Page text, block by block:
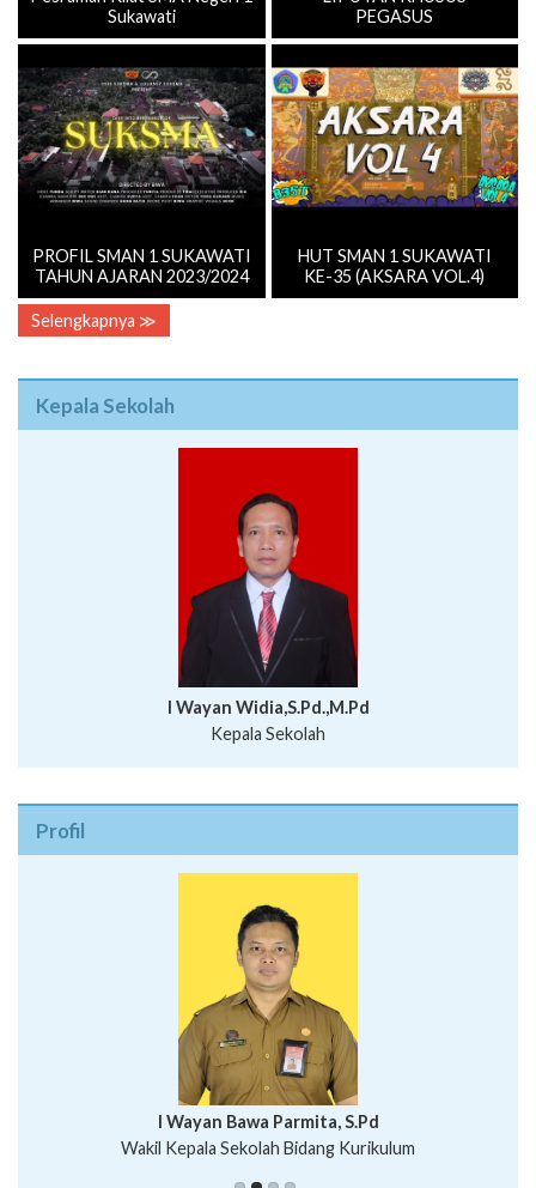
Sukawati
PEGASUS
PROFIL SMAN 1 SUKAWATI
TAHUN AJARAN 2023/2024
HUT SMAN 1 SUKAWATI
KE-35 (AKSARA VOL.4)
Selengkapnya ≫
Kepala Sekolah
I Wayan Widia,S.Pd.,M.Pd
Kepala Sekolah
Profil
Putu Suhartana, S.Pd.
I Wayan Bawa Parmita, S.Pd
Wakil Kepala Sekolah Bidang Kurikulum
I Wayan Gede Aditya Pratita, S.Pd., M.Sn
Ni Wayan Nopi Sutantri, S.Pd.